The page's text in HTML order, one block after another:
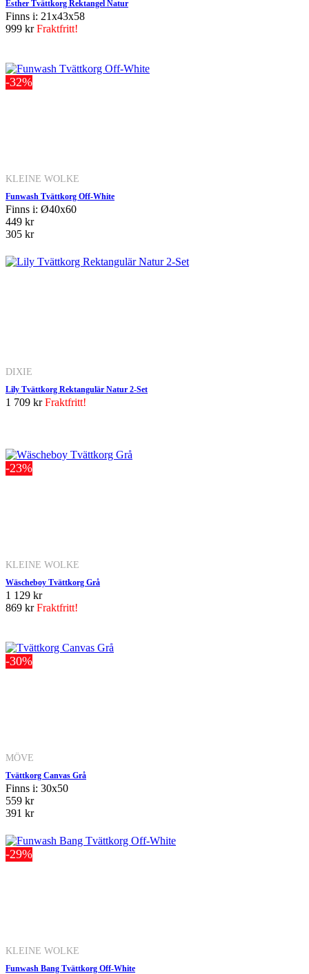
Esther Tvättkorg Rektangel Natur
Finns i: 21x43x58
999 krFraktfritt!
-32%
KLEINE WOLKE
Funwash Tvättkorg Off-White
Finns i: Ø40x60
449 kr
305 kr
DIXIE
Lily Tvättkorg Rektangulär Natur 2-Set
1 709 krFraktfritt!
-23%
KLEINE WOLKE
Wäscheboy Tvättkorg Grå
1 129 kr
869 krFraktfritt!
-30%
MÖVE
Tvättkorg Canvas Grå
Finns i: 30x50
559 kr
391 kr
-29%
KLEINE WOLKE
Funwash Bang Tvättkorg Off-White